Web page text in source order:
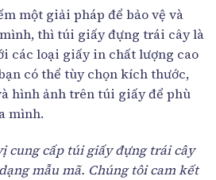
một giải pháp để bảo vệ và
thì túi giấy đựng trái cây là
các loại giấy in chất lượng cao
có thể tùy chọn kích thước,
hình ảnh trên túi giấy để phù
mình.
cung cấp túi giấy đựng trái cây
mẫu mã. Chúng tôi cam kết